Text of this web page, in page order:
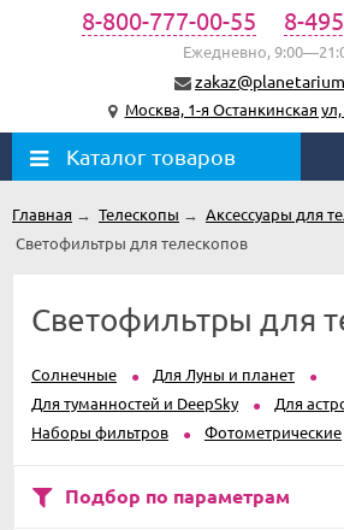
8-800-777-00-55 8-
Ежедневно,
Москва, 1-я Останкинская
Каталог товаров
Главная → Телескопы → Аксессуары для
Светофильтры для телескопов
Светофильтры для
Солнечные
Для Луны и планет
Для туманностей и DeepSky
Для
Наборы фильтров
Фотометрические
Подбор по параметрам